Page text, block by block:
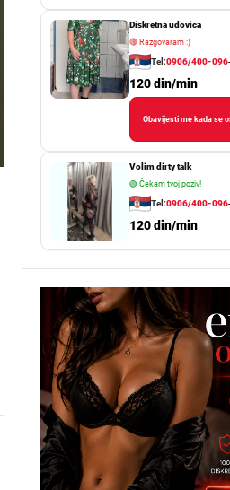
Diskretna udovica
🔴Razgovaram :)
Tel:0906/400-096
120 din/min
Obavijesti me kada se
Volim dirty talk
🟢 Čekam tvoj poziv!
Tel:0906/400-096
120 din/min